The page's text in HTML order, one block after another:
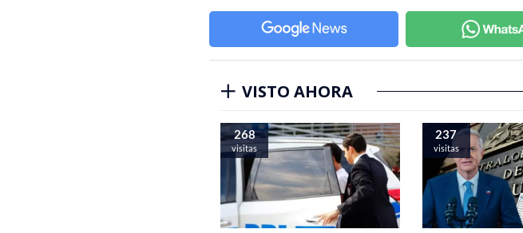
VISTO AHORA
268
visitas
237
visitas